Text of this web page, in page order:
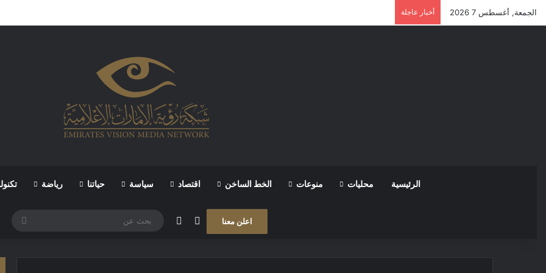
الجمعة, أغسطس 7 2026 أخبار عاجلة
الرئيسية محليات منوعات الخط الساخن اقتصاد سياسة حياتنا رياضة
اعلن معنا مقال عشوائي
الوضع المظلم